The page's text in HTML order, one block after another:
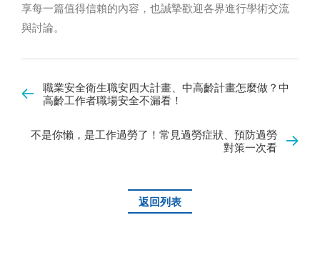
享每一篇值得信賴的內容，也誠摯歡迎各界進行學術交流
與討論。
職業安全衛生職安四大計畫、中高齡計畫怎麼做？中
高齡工作者職場安全不漏看！
不是你懶，是工作過勞了！常見過勞症狀、預防過勞
對策一次看
返回列表